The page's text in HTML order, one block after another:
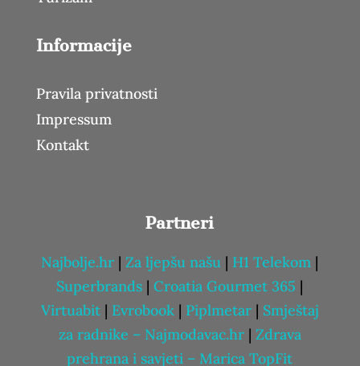
Informacije
Pravila privatnosti
Impressum
Kontakt
Partneri
Najbolje.hr |Za ljepšu našu | H1 Telekom |
Superbrands | Croatia Gourmet 365 |
Virtuabit| Evrobook| Piplmetar| Smještaj
za radnike – Najmodavac.hr | Zdrava
prehrana i savjeti – Marica TopFit